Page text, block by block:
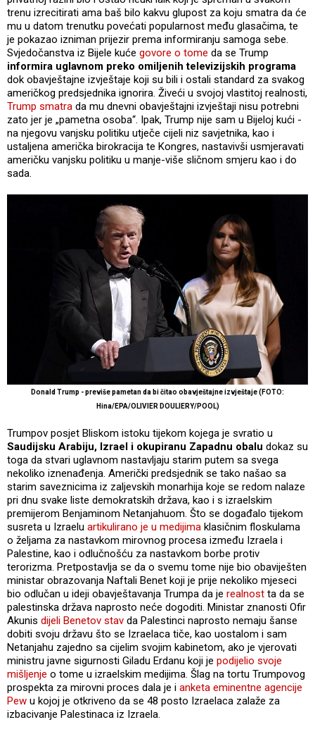
trenu izrecitirati ama baš bilo kakvu glupost za koju smatra da će
mu u datom trenutku povećati popularnost među glasačima, te
je pokazao izniman prijezir prema informiranju samoga sebe.
Svjedočanstva iz Bijele kuće govore o tome da se Trump
informira uglavnom preko omiljenih televizijskih programa
dok obavještajne izvještaje koji su bili i ostali standard za svakog
američkog predsjednika ignorira. Živeći u svojoj vlastitoj realnosti,
Trump smatra da mu dnevni obavještajni izvještaji nisu potrebni
zato jer je „pametna osoba“. Ipak, Trump nije sam u Bijeloj kući -
na njegovu vanjsku politiku utječe cijeli niz savjetnika, kao i
ustaljena američka birokracija te Kongres, nastavivši usmjeravati
američku vanjsku politiku u manje-više sličnom smjeru kao i do
sada.
Donald Trump - previše pametan da bi čitao obavještajne izvještaje (FOTO:
Hina/EPA/OLIVIER DOULIERY/POOL)
Trumpov posjet Bliskom istoku tijekom kojega je svratio u
Saudijsku Arabiju, Izrael i okupiranu Zapadnu obalu dokaz su
toga da stvari uglavnom nastavljaju starim putem sa svega
nekoliko iznenađenja. Američki predsjednik se tako našao sa
starim saveznicima iz zaljevskih monarhija koje se redom nalaze
pri dnu svake liste demokratskih država, kao i s izraelskim
premijerom Benjaminom Netanjahuom. Što se događalo tijekom
susreta u Izraelu artikulirano je u medijima klasičnim floskulama
o željama za nastavkom mirovnog procesa između Izraela i
Palestine, kao i odlučnošću za nastavkom borbe protiv
terorizma. Pretpostavlja se da o svemu tome nije bio obaviješten
ministar obrazovanja Naftali Benet koji je prije nekoliko mjeseci
bio odlučan u ideji obavještavanja Trumpa da je realnost ta da se
palestinska država naprosto neće dogoditi. Ministar znanosti Ofir
Akunis dijeli Benetov stav da Palestinci naprosto nemaju šanse
dobiti svoju državu što se Izraelaca tiče, kao uostalom i sam
Netanjahu zajedno sa cijelim svojim kabinetom, ako je vjerovati
ministru javne sigurnosti Giladu Erdanu koji je podijelio svoje
mišljenje o tome u izraelskim medijima. Šlag na tortu Trumpovog
prospekta za mirovni proces dala je i anketa eminentne agencije
Pew u kojoj je otkriveno da se 48 posto Izraelaca zalaže za
izbacivanje Palestinaca iz Izraela.